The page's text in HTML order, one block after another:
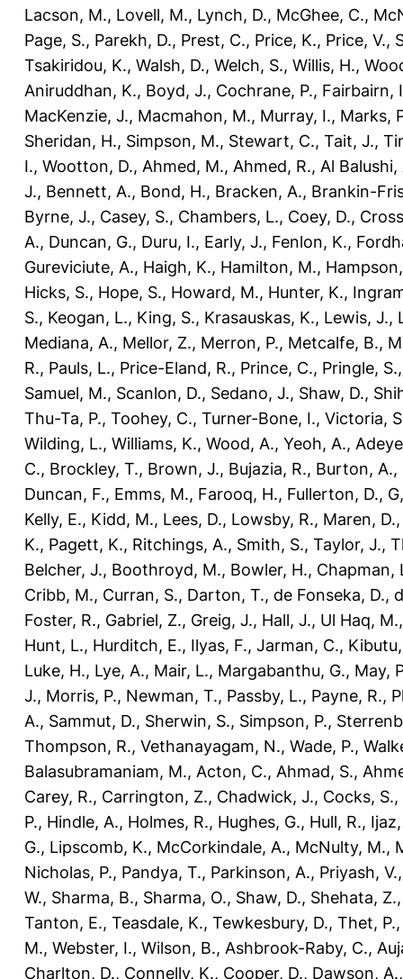
Lacson, M., Lovell, M., Lynch, D., McGhee, C.,
Page, S., Parekh, D., Prest, C., Price, K., Price, V.,
Tsakiridou, K., Walsh, D., Welch, S., Willis, H.,
Aniruddhan, K., Boyd, J., Cochrane, P., Fairbairn,
MacKenzie, J., Macmahon, M., Murray, I., Marks,
Sheridan, H., Simpson, M., Stewart, C., Tait, J.,
I., Wootton, D., Ahmed, M., Ahmed, R., Al Balushi,
J., Bennett, A., Bond, H., Bracken, A., Brankin-
Byrne, J., Casey, S., Chambers, L., Coey, D.,
A., Duncan, G., Duru, I., Early, J., Fenlon, K.,
Gureviciute, A., Haigh, K., Hamilton, M.,
Hicks, S., Hope, S., Howard, M., Hunter, K.,
S., Keogan, L., King, S., Krasauskas, K., Lewis, J.,
Mediana, A., Mellor, Z., Merron, P., Metcalfe, B.,
R., Pauls, L., Price-Eland, R., Prince, C., Pringle, S.
Samuel, M., Scanlon, D., Sedano, J., Shaw, D.,
Thu-Ta, P., Toohey, C., Turner-Bone, I., Victoria,
Wilding, L., Williams, K., Wood, A., Yeoh, A.,
C., Brockley, T., Brown, J., Bujazia, R., Burton, A.,
Duncan, F., Emms, M., Farooq, H., Fullerton, D.,
Kelly, E., Kidd, M., Lees, D., Lowsby, R., Maren, D.
K., Pagett, K., Ritchings, A., Smith, S., Taylor, J.,
Belcher, J., Boothroyd, M., Bowler, H., Chapman,
Cribb, M., Curran, S., Darton, T., de Fonseka, D.,
Foster, R., Gabriel, Z., Greig, J., Hall, J., Ul Haq, M.
Hunt, L., Hurditch, E., Ilyas, F., Jarman, C.,
Luke, H., Lye, A., Mair, L., Margabanthu, G., May,
J., Morris, P., Newman, T., Passby, L., Payne, R.,
A., Sammut, D., Sherwin, S., Simpson, P.,
Thompson, R., Vethanayagam, N., Wade, P.,
Balasubramaniam, M., Acton, C., Ahmad, S.,
Carey, R., Carrington, Z., Chadwick, J., Cocks, S.,
P., Hindle, A., Holmes, R., Hughes, G., Hull, R.,
G., Lipscomb, K., McCorkindale, A., McNulty, M.,
Nicholas, P., Pandya, T., Parkinson, A., Priyash, V.
W., Sharma, B., Sharma, O., Shaw, D., Shehata, Z.
Tanton, E., Teasdale, K., Tewkesbury, D., Thet, P.
M., Webster, I., Wilson, B., Ashbrook-Raby, C.,
Charlton, D., Connelly, K., Cooper, D., Dawson, A.